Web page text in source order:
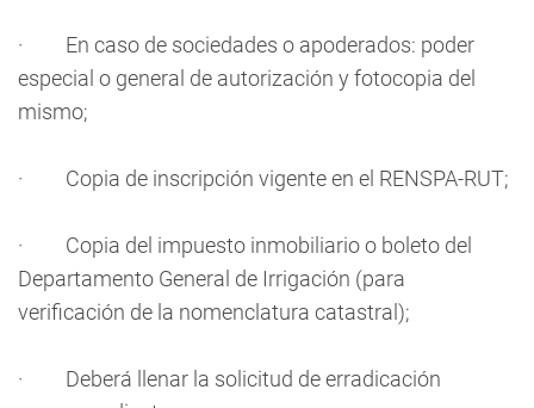
· En caso de sociedades o apoderados: poder
especial o general de autorización y fotocopia del
mismo;
· Copia de inscripción vigente en el RENSPA-RUT;
· Copia del impuesto inmobiliario o boleto del
Departamento General de Irrigación (para
verificación de la nomenclatura catastral);
· Deberá llenar la solicitud de erradicación